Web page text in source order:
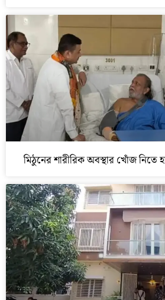
মিঠুনের শারীরিক অবস্থার খোঁজ নিতে